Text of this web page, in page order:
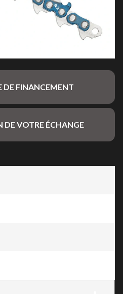
DE FINANCEMENT
DE VOTRE ÉCHANGE